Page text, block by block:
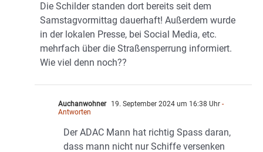
Die Schilder standen dort bereits seit dem
Samstagvormittag dauerhaft! Außerdem wurde
in der lokalen Presse, bei Social Media, etc.
mehrfach über die Straßensperrung informiert.
Wie viel denn noch??
Auchanwohner 19. September 2024 um 16:38 Uhr -
Antworten
Der ADAC Mann hat richtig Spass daran,
dass mann nicht nur Schiffe versenken